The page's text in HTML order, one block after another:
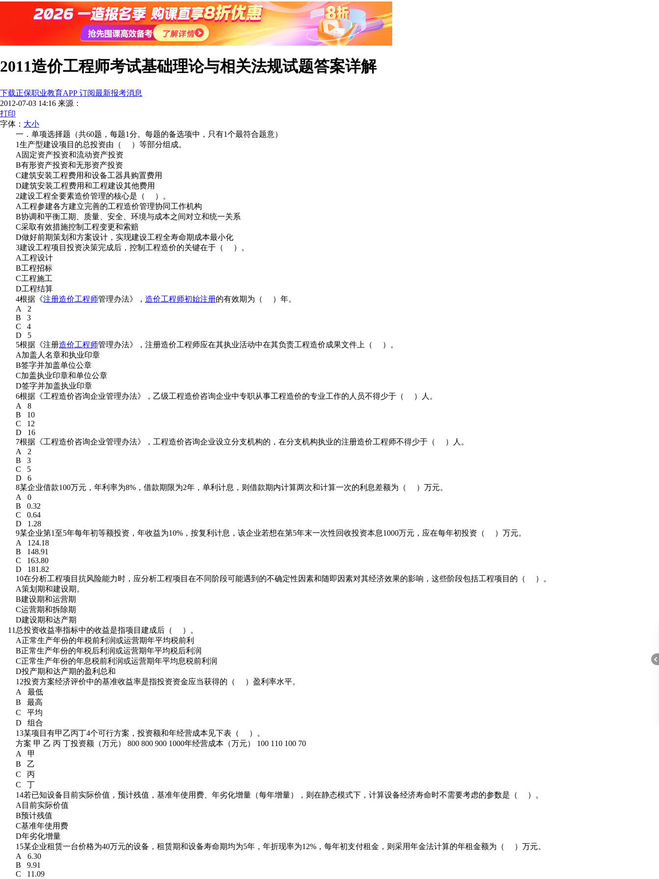
2011造价工程师考试基础理论与相关法规试题答案详解
下载正保职业教育APP 订阅最新报考消息
2012-07-03 14:16 来源：
打印
字体： 大小
一．单项选择题（共60题，每题1分。每题的备选项中，只有1个最符合题意）
1生产型建设项目的总投资由（ ）等部分组成。
A固定资产投资和流动资产投资
B有形资产投资和无形资产投资
C建筑安装工程费用和设备工器具购置费用
D建筑安装工程费用和工程建设其他费用
2建设工程全要素造价管理的核心是（ ）。
A工程参建各方建立完善的工程造价管理协同工作机构
B协调和平衡工期、质量、安全、环境与成本之间对立和统一关系
C采取有效措施控制工程变更和索赔
D做好前期策划和方案设计，实现建设工程全寿命期成本最小化
3建设工程项目投资决策完成后，控制工程造价的关键在于（ ）。
A工程设计
B工程招标
C工程施工
D工程结算
4根据《注册造价工程师管理办法》， 造价工程师初始注册的有效期为（ ）年。
A 2
B 3
C 4
D 5
5根据《注册造价工程师管理办法》，注册造价工程师应在其执业活动中在其负责工程造价成果文件上（ ）。
A加盖人名章和执业印章
B签字并加盖单位公章
C加盖执业印章和单位公章
D签字并加盖执业印章
6根据《工程造价咨询企业管理办法》，乙级工程造价咨询企业中专职从事工程造价的专业工作的人员不得少于（ ）人。
A 8
B 10
C 12
D 16
7根据《工程造价咨询企业管理办法》，工程造价咨询企业设立分支机构的，在分支机构执业的注册造价工程师不得少于（ ）人。
A 2
B 3
C 5
D 6
8某企业借款100万元，年利率为8%，借款期限为2年，单利计息，则借款期内计算两次和计算一次的利息差额为（ ）万元。
A 0
B 0.32
C 0.64
D 1.28
9某企业第1至5年每年初等额投资，年收益为10%，按复利计息，该企业若想在第5年末一次性回收投资本息1000万元，应在每年初投资（ ）万元。
A 124.18
B 148.91
C 163.80
D 181.82
10在分析工程项目抗风险能力时，应分析工程项目在不同阶段可能遇到的不确定性因素和随即因素对其经济效果的影响，这些阶段包括工程项目的（ ）。
A策划期和建设期。
B建设期和运营期
C运营期和拆除期
D建设期和达产期
11总投资收益率指标中的收益是指项目建成后（ ）。
A正常生产年份的年税前利润或运营期年平均税前利
B正常生产年份的年税后利润或运营期年平均税后利润
C正常生产年份的年息税前利润或运营期年平均息税前利润
D投产期和达产期的盈利总和
12投资方案经济评价中的基准收益率是指投资资金应当获得的（ ）盈利率水平。
A 最低
B 最高
C 平均
D 组合
13某项目有甲乙丙丁4个可行方案，投资额和年经营成本见下表（ ）。
方案 甲 乙 丙 丁投资额（万元） 800 800 900 1000年经营成本（万元） 100 110 100 70
A 甲
B 乙
C 丙
C 丁
14若已知设备目前实际价值，预计残值，基准年使用费、年劣化增量（每年增量），则在静态模式下，计算设备经济寿命时不需要考虑的参数是（ ）。
A目前实际价值
B预计残值
C基准年使用费
D年劣化增量
15某企业租赁一台价格为40万元的设备，租赁期和设备寿命期均为5年，年折现率为12%，每年初支付租金，则采用年金法计算的年租金额为（ ）万元。
A 6.30
B 9.91
C 11.09